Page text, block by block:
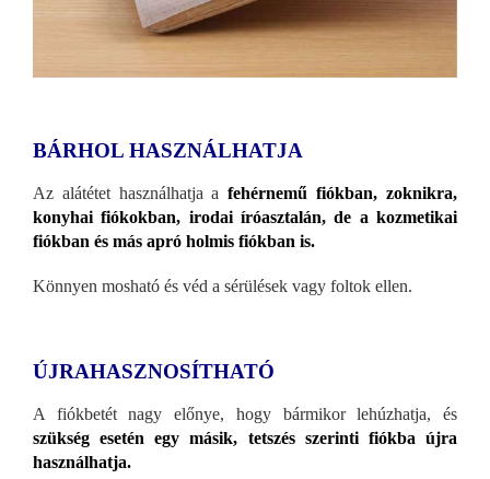
BÁRHOL HASZNÁLHATJA
Az alátétet használhatja afehérnemű fiókban, zoknikra,
konyhai fiókokban, irodai íróasztalán, de a kozmetikai
fiókban és más apró holmis fiókban is.
Könnyen mosható és véd a sérülések vagy foltok ellen.
ÚJRAHASZNOSÍTHATÓ
A fiókbetét nagy előnye, hogy bármikor lehúzhatja, és
szükség esetén egy másik, tetszés szerinti fiókba újra
használhatja.